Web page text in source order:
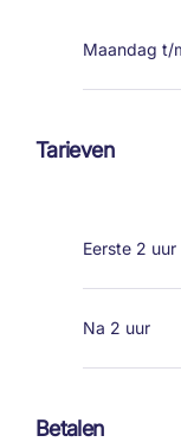
Maandag t/
Tarieven
Eerste 2 uur
Na 2 uur
Betalen